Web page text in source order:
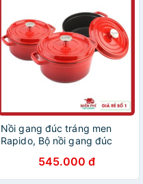
Nồi gang đúc tráng men
Rapido, Bộ nồi gang đúc
20, 22, 24cm , dùng cho tất
cả các loại bếp.
545.000 đ